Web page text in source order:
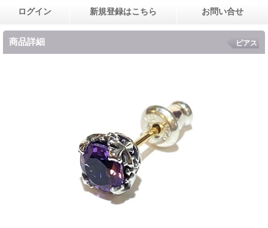
ログイン 新規登録はこちら お問い合せ
商品詳細 ピアス